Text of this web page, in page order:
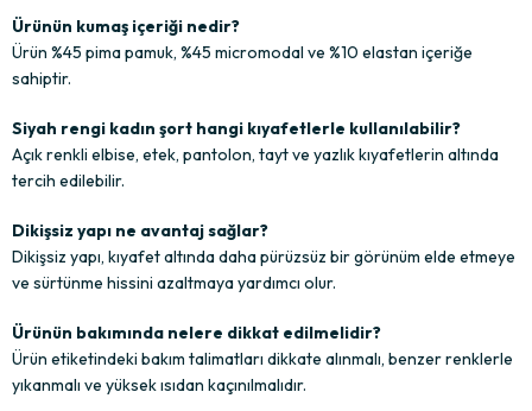
Ürünün kumaş içeriği nedir?
Ürün %45 pima pamuk, %45 micromodal ve %10 elastan içeriğe
sahiptir.
Siyah rengi kadın şort hangi kıyafetlerle kullanılabilir?
Açık renkli elbise, etek, pantolon, tayt ve yazlık kıyafetlerin altında
tercih edilebilir.
Dikişsiz yapı ne avantaj sağlar?
Dikişsiz yapı, kıyafet altında daha pürüzsüz bir görünüm elde etmeye
ve sürtünme hissini azaltmaya yardımcı olur.
Ürünün bakımında nelere dikkat edilmelidir?
Ürün etiketindeki bakım talimatları dikkate alınmalı, benzer renklerle
yıkanmalı ve yüksek ısıdan kaçınılmalıdır.